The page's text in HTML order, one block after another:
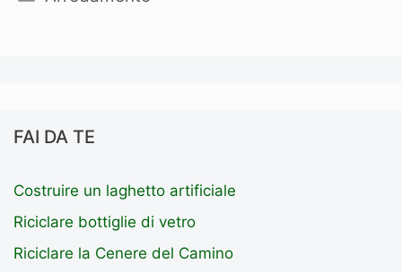
FAI DA TE
Costruire un laghetto artificiale
Riciclare bottiglie di vetro
Riciclare la Cenere del Camino